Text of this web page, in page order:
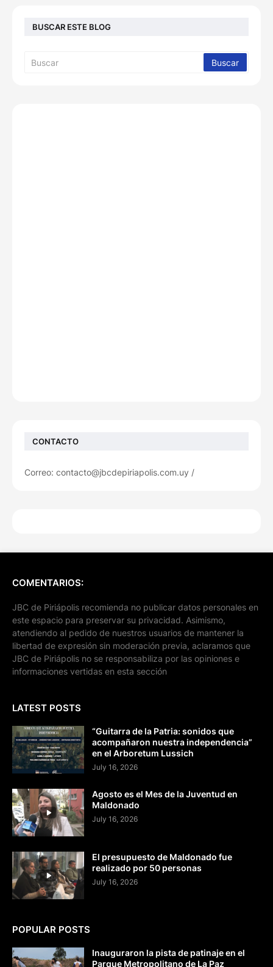
BUSCAR ESTE BLOG
CONTACTO
Correo: contacto@jbcdepiriapolis.com.uy /
COMENTARIOS:
JBC de Piriápolis recomienda no publicar datos personales en
este espacio para preservar su privacidad. Asimismo,
atendiendo al pedido de nuestros usuarios de mantener la
libertad de expresión sin moderación previa, aclaramos que
JBC de Piriápolis no se responsabiliza por las opiniones e
informaciones vertidas en esta sección
LATEST POSTS
“Guitarra de la Patria: sonidos que
acompañaron nuestra independencia”
en el Arboretum Lussich
July 16, 2026
Agosto es el Mes de la Juventud en
Maldonado
July 16, 2026
El presupuesto de Maldonado fue
realizado por 50 personas
July 16, 2026
POPULAR POSTS
Inauguraron la pista de patinaje en el
Parque Metropolitano de La Paz